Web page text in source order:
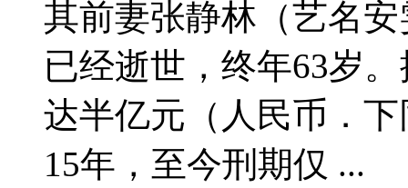
其前妻张静林（艺名
已经逝世，终年63岁
达半亿元（人民币．
15年，至今刑期仅 ...